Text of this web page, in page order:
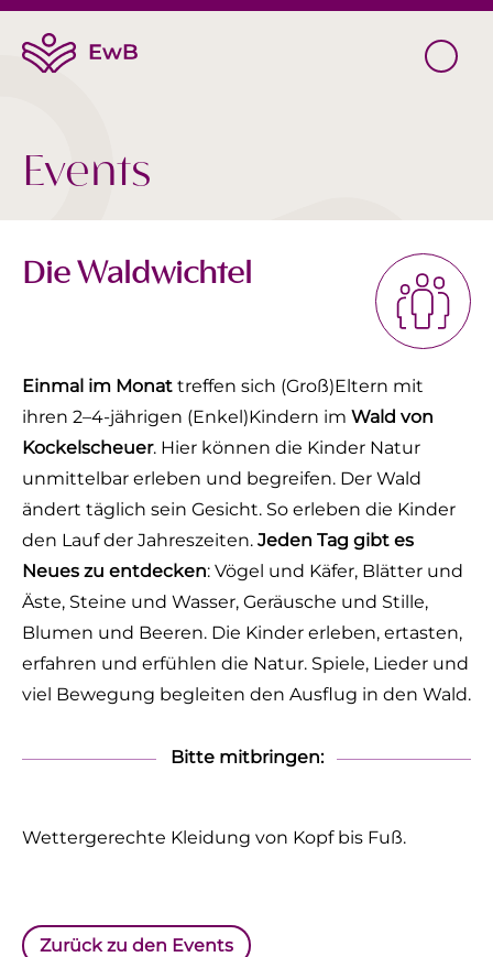
Events
Die Waldwichtel
Einmal im Monat treffen sich (Groß)Eltern mit
ihren 2–4-jährigen (Enkel)Kindern im Wald von
Kockelscheuer. Hier können die Kinder Natur
unmittelbar erleben und begreifen. Der Wald
ändert täglich sein Gesicht. So erleben die Kinder
den Lauf der Jahreszeiten. Jeden Tag gibt es
Neues zu entdecken: Vögel und Käfer, Blätter und
Äste, Steine und Wasser, Geräusche und Stille,
Blumen und Beeren. Die Kinder erleben, ertasten,
erfahren und erfühlen die Natur. Spiele, Lieder und
viel Bewegung begleiten den Ausflug in den Wald.
Bitte mitbringen:
Wettergerechte Kleidung von Kopf bis Fuß.
Zurück zu den Events